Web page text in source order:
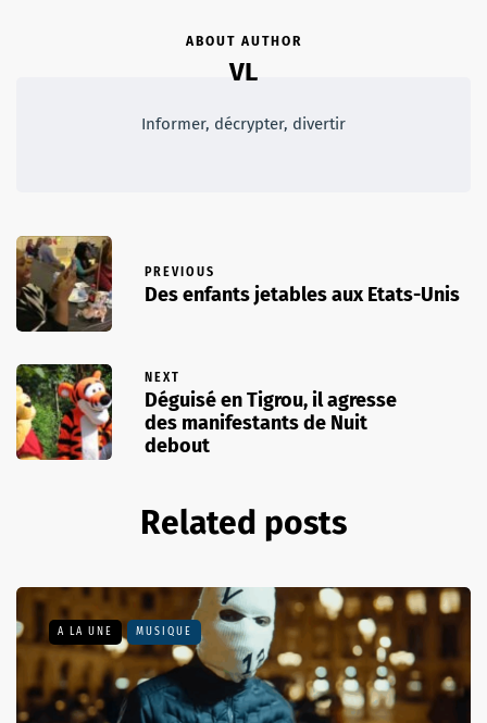
ABOUT AUTHOR
VL
Informer, décrypter, divertir
PREVIOUS
Des enfants jetables aux Etats-Unis
NEXT
Déguisé en Tigrou, il agresse
des manifestants de Nuit
debout
Related posts
A LA UNE MUSIQUE